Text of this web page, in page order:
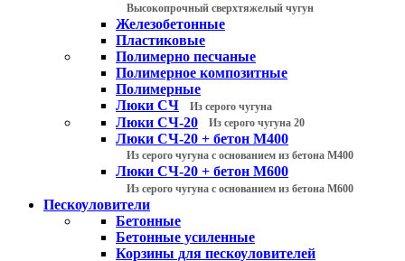
Высокопрочный сверхтяжелый чугун
Железобетонные
Пластиковые
Полимерно песчаные
Полимерное композитные
Полимерные
Люки СЧ
Из серого чугуна
Люки СЧ-20 Из серого чугуна 20
Люки СЧ-20 + бетон М400
Из серого чугуна с основанием из бетона М400
Люки СЧ-20 + бетон М600
Из серого чугуна с основанием из бетона М600
Пескоуловители
Бетонные
Бетонные усиленные
Корзины для пескоуловителей